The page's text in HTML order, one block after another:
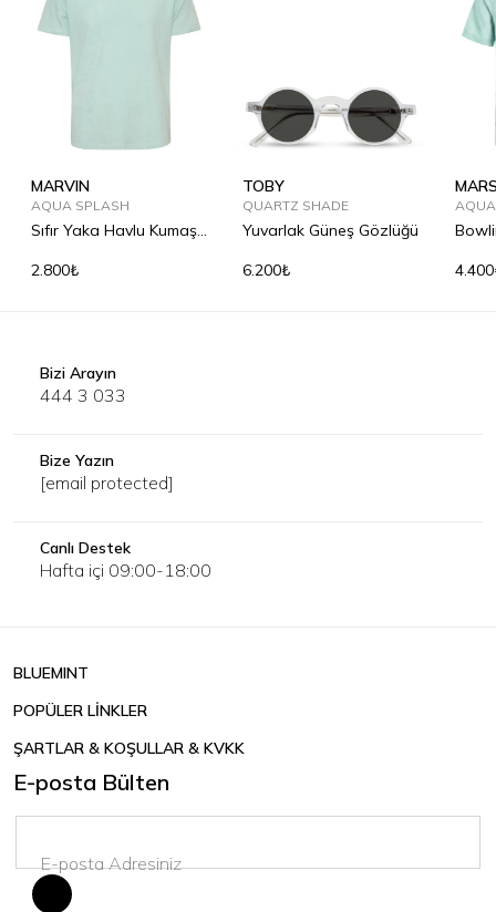
MARVIN
AQUA SPLASH
Sıfır Yaka Havlu Kumaş
2.800₺
TOBY
QUARTZ SHADE
Yuvarlak Güneş Gözlüğü
6.200₺
Bizi Arayın
444 3 033
Bize Yazın
[email protected]
Canlı Destek
Hafta içi 09:00-18:00
BLUEMINT
POPÜLER LİNKLER
ŞARTLAR & KOŞULLAR & KVKK
E-posta Bülten